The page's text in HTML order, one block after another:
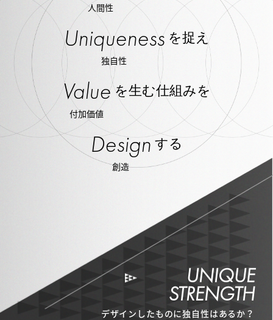
人間性
Uniqueness
独自性
を捉え
Value
付加価値
を生む仕組みを
Design
創造
する
UNIQUE
STRENGTH
デザインしたものに独自性はあるか？